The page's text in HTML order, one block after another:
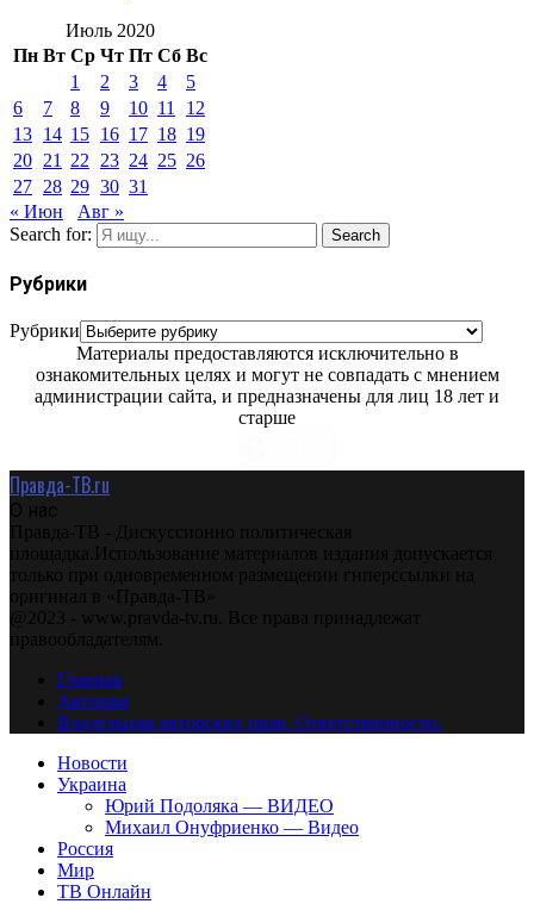
Июль 2020
Пн Вт Ср Чт Пт Сб Вс
1
2 3 4
5
6
7 8 9 10 11
12
13 14 15 16 17 18 19
20 21 22 23 24 25 26
27 28 29 30 31
« Июн
Авг »
Search for:
Search
Рубрики
Рубрики
Материалы предоставляются исключительно в
ознакомительных целях и могут не совпадать с мнением
администрации сайта, и предназначены для лиц 18 лет и
старше
Правда-ТВ.ru
О нас
Правда-ТВ - Дискуссионно политическая
площадка.Использование материалов издания допускается
только при одновременном размещении гиперссылки на
оригинал в «Правда-ТВ»
@2023 - www.pravda-tv.ru. Все права принадлежат
правообладателям.
Главная
Авторам
Владельцам авторских прав. Ответственности.
Новости
Украина
Юрий Подоляка — ВИДЕО
Михаил Онуфриенко — Видео
Россия
Мир
ТВ Онлайн